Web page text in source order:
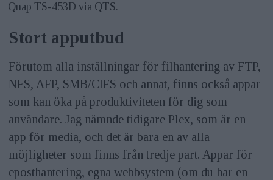
Qnap TS-453D via QTS.
Stort apputbud
Förutom alla inställningar för filhantering av FTP,
NFS, AFP, SMB/CIFS och annat, finns också appar
som kan öka på produktiviteten för dig som
användare. Jag nämnde tidigare Plex, som är en
app för media, och det är bara en av alla
möjligheter som finns från tredje part. Appar för
eposthantering, egna webbsystem (om du har en